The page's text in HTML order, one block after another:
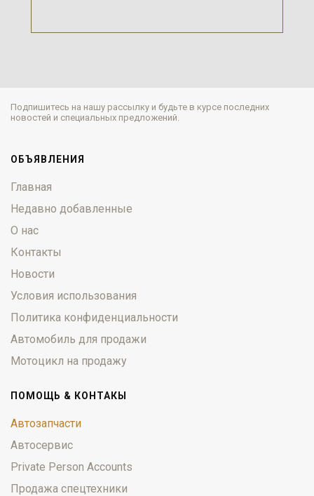
Подпишитесь на нашу рассылку и будьте в курсе последних
новостей и специальных предложений.
ОБЪЯВЛЕНИЯ
Главная
Недавно добавленные
О нас
Контакты
Новости
Условия использования
Политика конфиденциальности
Автомобиль для продажи
Мотоцикл на продажу
ПОМОЩЬ & КОНТАКЫ
Автозапчасти
Автосервис
Private Person Accounts
Продажа спецтехники